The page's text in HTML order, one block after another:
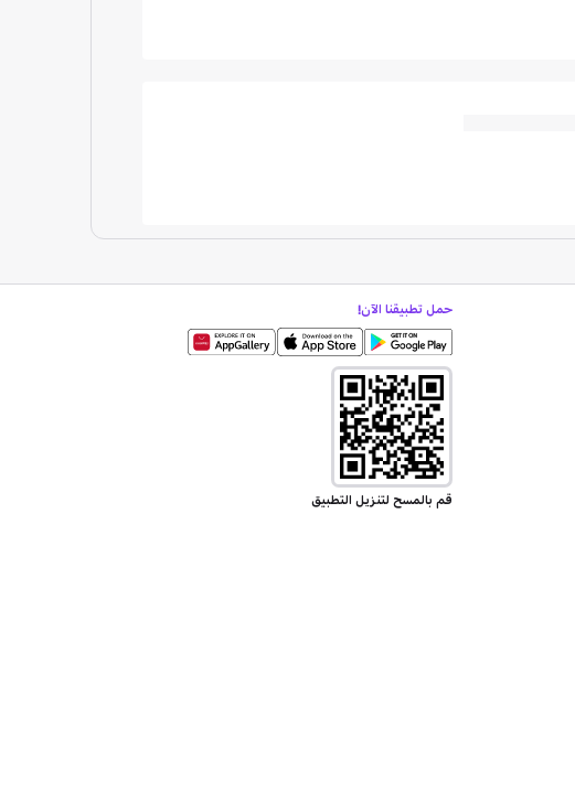
حمل تطبيقنا الآن!
قم بالمسح لتنزيل التطبيق